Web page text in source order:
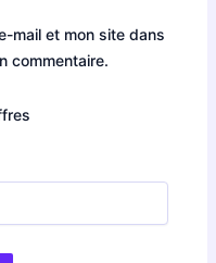
mail et mon site dans
commentaire.